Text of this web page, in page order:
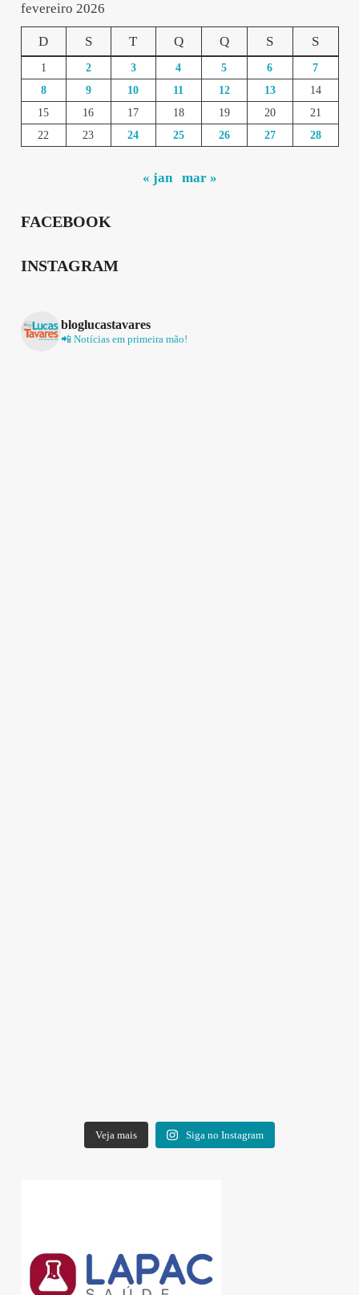
fevereiro 2026
D S T Q Q S S
1 2 3 4 5 6
7
8
9 10 11 12 13
14
15
16 17 18 19 20
21
22
23 24 25 26 27 28
« jan mar »
FACEBOOK
INSTAGRAM
bloglucastavares
📲 Notícias em primeira mão!
Veja mais Siga no Instagram